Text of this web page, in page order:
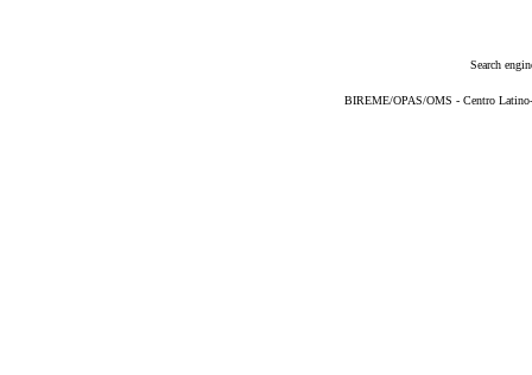
Search
BIREME/OPAS/OMS - Centro Latino-